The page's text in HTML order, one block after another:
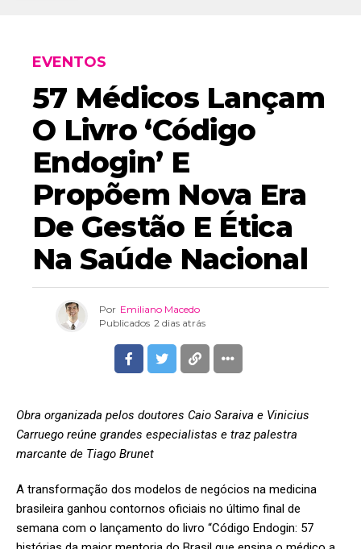
EVENTOS
57 Médicos Lançam
O Livro ‘Código
Endogin’ E
Propõem Nova Era
De Gestão E Ética
Na Saúde Nacional
Por Emiliano Macedo
Publicados 2 dias atrás
Obra organizada pelos doutores Caio Saraiva e Vinicius
Carruego reúne grandes especialistas e traz palestra
marcante de Tiago Brunet
A transformação dos modelos de negócios na medicina
brasileira ganhou contornos oficiais no último final de
semana com o lançamento do livro “Código Endogin: 57